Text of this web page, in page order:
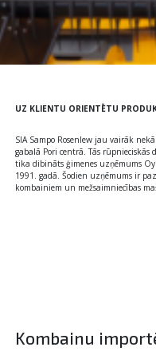
UZ KLIENTU ORIENTĒTU
SIA Sampo Rosenlew jau vairāk
gabalā Pori centrā. Tās
tika dibināts ģimenes uzņēmums
1991. gadā. Šodien uzņēmums ir
kombainiem un mežsaimniecības
Kombainu